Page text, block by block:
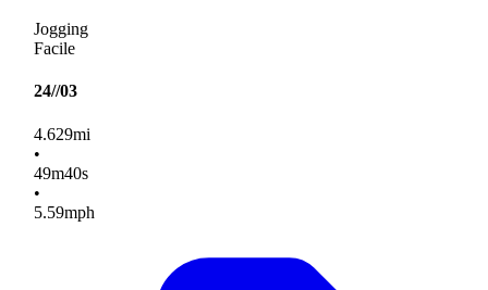
Jogging
Facile
24//03
4.629mi
•
49m40s
•
5.59mph